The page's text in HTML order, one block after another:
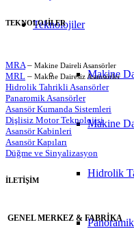
Teknolojiler
Makine
Makine
Hidrolik
TEKNOLOJİLER
MRA – Makine Daireli Asansörler
MRL – Makine Dairesiz Asansörler
Hidrolik Tahrikli Asansörler
Panaromik Asansörler
Asansör Kumanda Sistemleri
Dişlisiz Motor Teknolojisi
Asansör Kabinleri
Asansör Kapıları
Düğme ve Sinyalizasyon
İLETİŞİM
GENEL MERKEZ & FABRİKA